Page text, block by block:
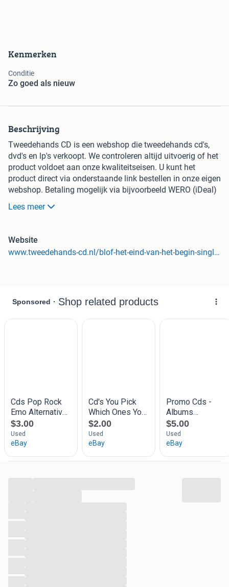
Kenmerken
Conditie
Zo goed als nieuw
Beschrijving
Tweedehands CD is een webshop die tweedehands cd's,
dvd's en lp's verkoopt. We controleren altijd uitvoerig of het
product voldoet aan onze kwaliteitseisen. U kunt het
product direct via onderstaande link bestellen in onze eigen
webshop. Betaling mogelijk via bijvoorbeeld WERO (iDeal)
en Paypal.
Lees meer
Website
www.tweedehands-cd.nl/blof-het-eind-van-het-begin-singles?koongo_tracker=ccvshop_dynamic_64637_nl-marktplaats-marktplaats_json_sellside_api_ad_listing_70541-4562901-128420949